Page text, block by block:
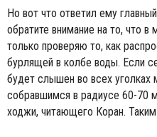
Но вот что ответил ему
обратите внимание на то, что в
только проверяю то, как
бурлящей в колбе воды. Если
будет слышен во всех уголках
собравшимся в радиусе 60-70
ходжи, читающего Коран.